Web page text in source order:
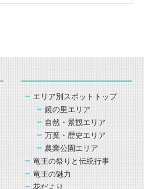
エリア別スポットトップ
鏡の里エリア
自然・景観エリア
万葉・歴史エリア
農業公園エリア
竜王の祭りと伝統行事
竜王の魅力
花だより